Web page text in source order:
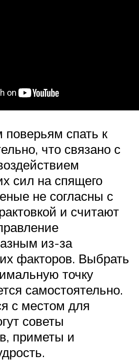
спать к
что связано с
сил на спящего
не согласны с
и считают
из-за
факторов. Выбрать
точку
самостоятельно.
с местом для
советы
приметы и